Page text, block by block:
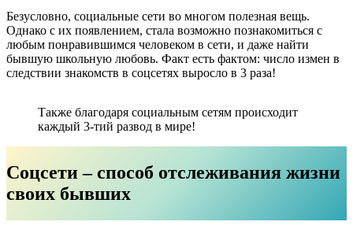
Безусловно, социальные сети во многом полезная вещь.
Однако с их появлением, стала возможно познакомиться с
любым понравившимся человеком в сети, и даже найти
бывшую школьную любовь. Факт есть фактом: число измен в
следствии знакомств в соцсетях выросло в 3 раза!
Также благодаря социальным сетям происходит
каждый 3-тий развод в мире!
Соцсети – способ отслеживания жизни
своих бывших